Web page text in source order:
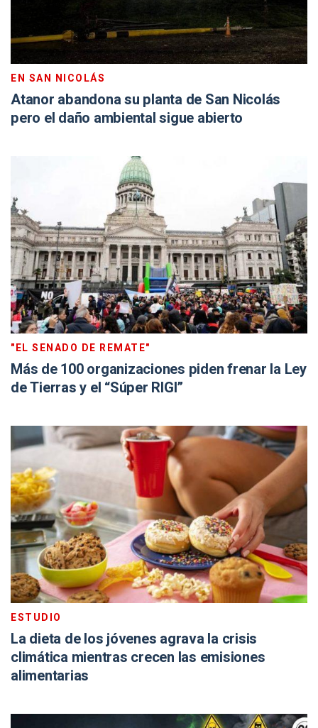
EN SAN NICOLÁS
Atanor abandona su planta de San Nicolás
pero el daño ambiental sigue abierto
"EL SENADO DE REMATE"
Más de 100 organizaciones piden frenar la Ley
de Tierras y el “Súper RIGI”
ESTUDIO
La dieta de los jóvenes agrava la crisis
climática mientras crecen las emisiones
alimentarias